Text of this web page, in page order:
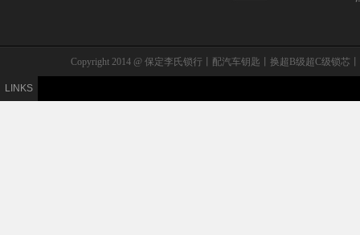
Copyright 2014 @ 保定李氏锁行丨配汽车钥匙丨换超B级超C级锁
LINKS